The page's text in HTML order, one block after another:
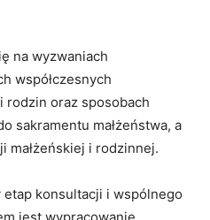
na wyzwaniach
współczesnych
rodzin oraz sposobach
sakramentu małżeństwa, a
małżeńskiej i rodzinnej.
etap konsultacji i wspólnego
jest wypracowanie